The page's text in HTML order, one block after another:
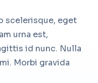
scelerisque, eget
urna est,
id nunc. Nulla
Morbi gravida